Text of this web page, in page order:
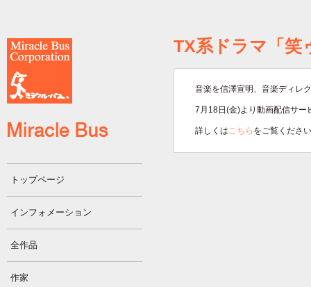
トップページ
インフォメーション
全作品
作家
TX系ドラマ「笑
音楽を信澤宣明、音楽ディレ
7月18日(金)より動画配信サー
詳しくはこちら をご覧くださ